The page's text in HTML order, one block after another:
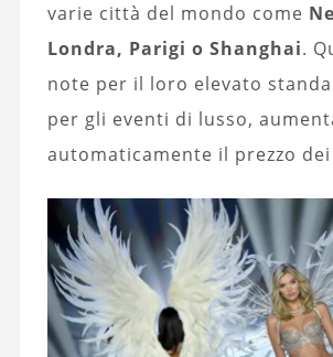
varie città del mondo come
Londra, Parigi o Shanghai.
note per il loro elevato
per gli eventi di lusso,
automaticamente il prezzo